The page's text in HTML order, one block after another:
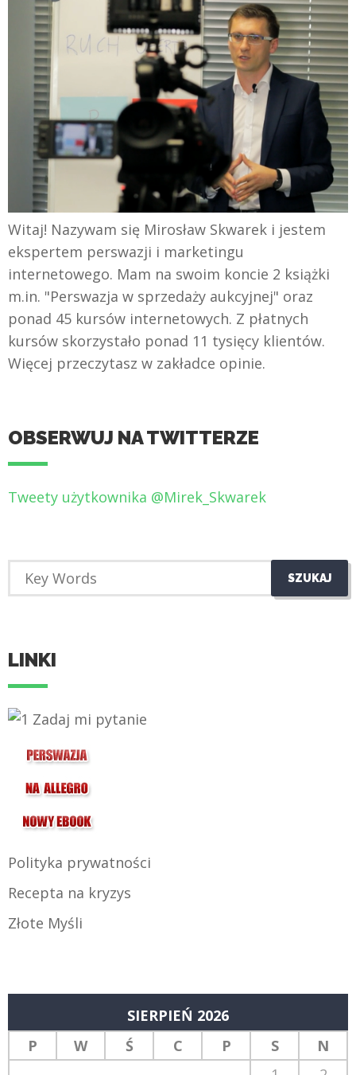
Witaj! Nazywam się Mirosław Skwarek i jestem
ekspertem perswazji i marketingu
internetowego. Mam na swoim koncie 2 książki
m.in. "Perswazja w sprzedaży aukcyjnej" oraz
ponad 45 kursów internetowych. Z płatnych
kursów skorzystało ponad 11 tysięcy klientów.
Więcej przeczytasz w zakładce opinie.
OBSERWUJ NA TWITTERZE
Tweety użytkownika @Mirek_Skwarek
LINKI
Polityka prywatności
Recepta na kryzys
Złote Myśli
SIERPIEŃ 2026
P
W Ś C P S
N